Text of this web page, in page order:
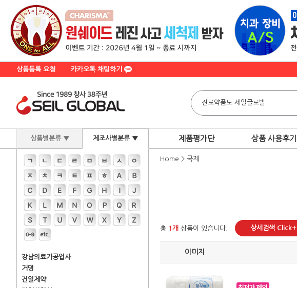
상품등록 요청 카카오톡 채팅하기
상품별분류 ▼ 제조사별분류 ▼
강남의료기공업사
거명
건일제약
제품평가단 상품 사용후기
Home > 국제
총 1개 상품이 있습니다. 상세검색 Click+
이미지